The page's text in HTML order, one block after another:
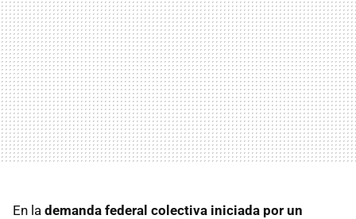
En la demanda federal colectiva iniciada por un